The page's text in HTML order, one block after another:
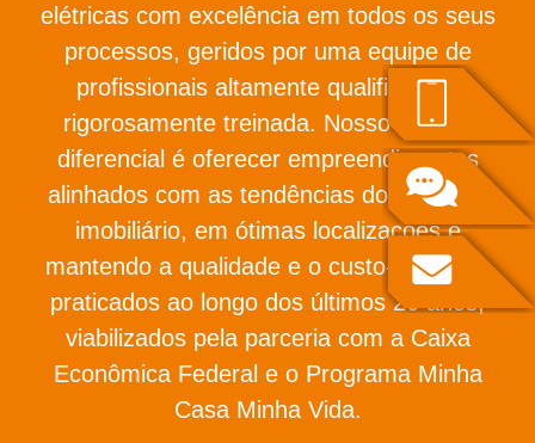
elétricas com excelência em todos os seus
processos, geridos por uma equipe de
profissionais altamente qualificada e
rigorosamente treinada. Nosso grande
diferencial é oferecer empreendimentos
alinhados com as tendências do mercado
imobiliário, em ótimas localizações e
mantendo a qualidade e o custo-benefício
praticados ao longo dos últimos 26 anos,
viabilizados pela parceria com a Caixa
Econômica Federal e o Programa Minha
Casa Minha Vida.